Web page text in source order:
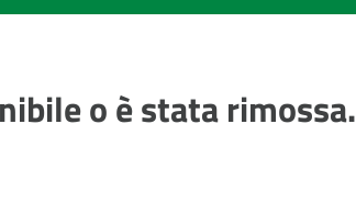
o è stata rimossa.